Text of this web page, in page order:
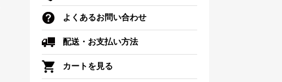
よくあるお問い合わせ
配送・お支払い方法
カートを見る